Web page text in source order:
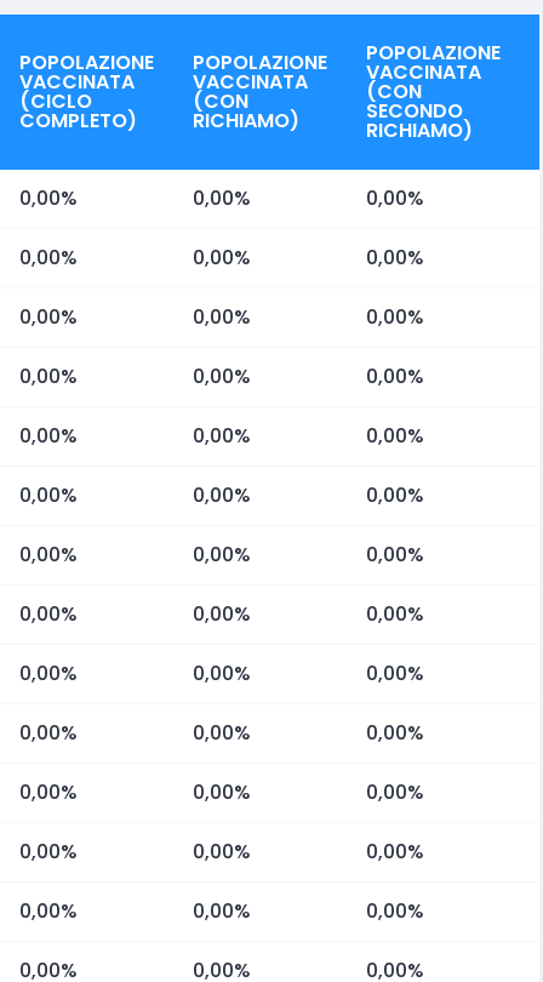
POPOLAZIONE
VACCINATA
(CICLO
COMPLETO)
POPOLAZIONE
VACCINATA
(CON
RICHIAMO)
POPOLAZIONE
VACCINATA
(CON
SECONDO
RICHIAMO)
0,00% 0,00% 0,00%
0,00% 0,00% 0,00%
0,00% 0,00% 0,00%
0,00% 0,00% 0,00%
0,00% 0,00% 0,00%
0,00% 0,00% 0,00%
0,00% 0,00% 0,00%
0,00% 0,00% 0,00%
0,00% 0,00% 0,00%
0,00% 0,00% 0,00%
0,00% 0,00% 0,00%
0,00% 0,00% 0,00%
0,00% 0,00% 0,00%
0,00% 0,00% 0,00%